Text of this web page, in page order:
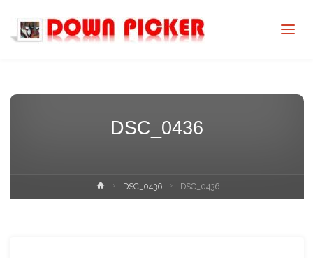
DSC_0436
ホ
ー
DSC_0436 DSC_0436